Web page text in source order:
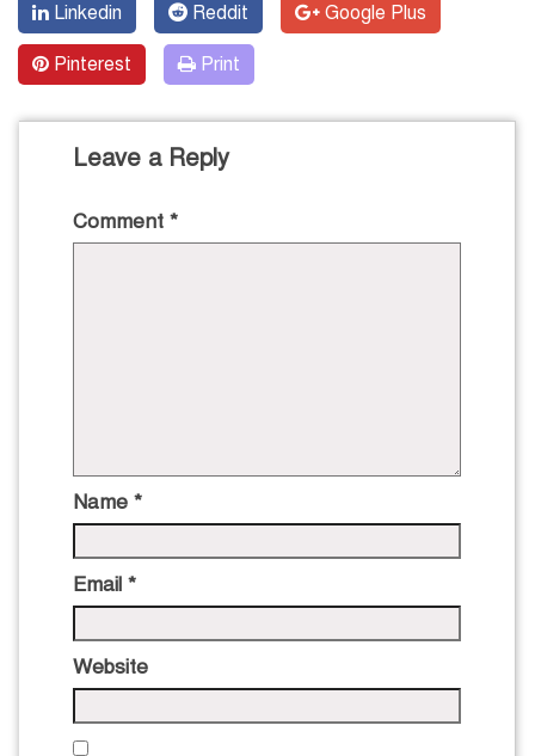
Linkedin Reddit Google Plus
Pinterest Print
Leave a Reply
Comment *
Name *
Email *
Website